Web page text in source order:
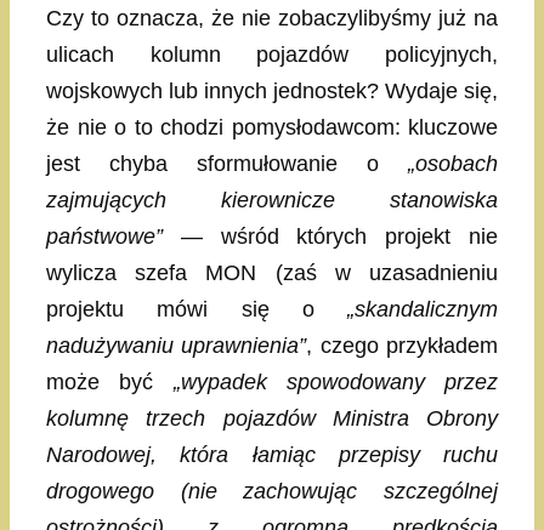
Czy to oznacza, że nie zobaczylibyśmy już na
ulicach kolumn pojazdów policyjnych,
wojskowych lub innych jednostek? Wydaje się,
że nie o to chodzi pomysłodawcom: kluczowe
jest chyba sformułowanie o „osobach
zajmujących kierownicze stanowiska
państwowe”— wśród których projekt nie
wylicza szefa MON (zaś w uzasadnieniu
projektu mówi się o „skandalicznym
nadużywaniu uprawnienia”, czego przykładem
może być „wypadek spowodowany przez
kolumnę trzech pojazdów Ministra Obrony
Narodowej, która łamiąc przepisy ruchu
drogowego (nie zachowując szczególnej